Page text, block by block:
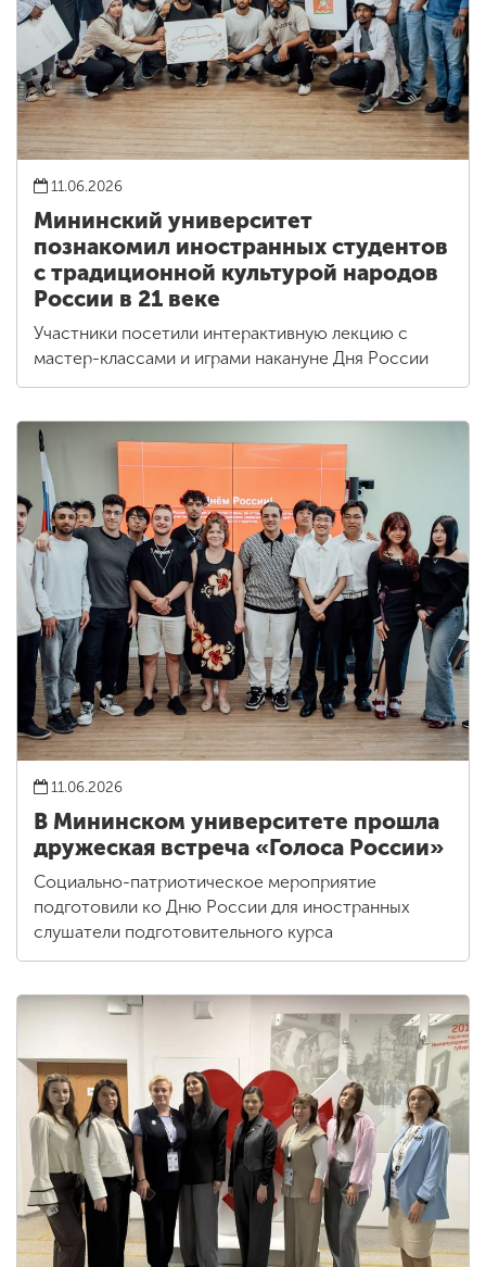
11.06.2026
Мининский университет
познакомил иностранных студентов
с традиционной культурой народов
России в 21 веке
Участники посетили интерактивную лекцию с
мастер-классами и играми накануне Дня России
11.06.2026
В Мининском университете прошла
дружеская встреча «Голоса России»
Социально-патриотическое мероприятие
подготовили ко Дню России для иностранных
слушатели подготовительного курса